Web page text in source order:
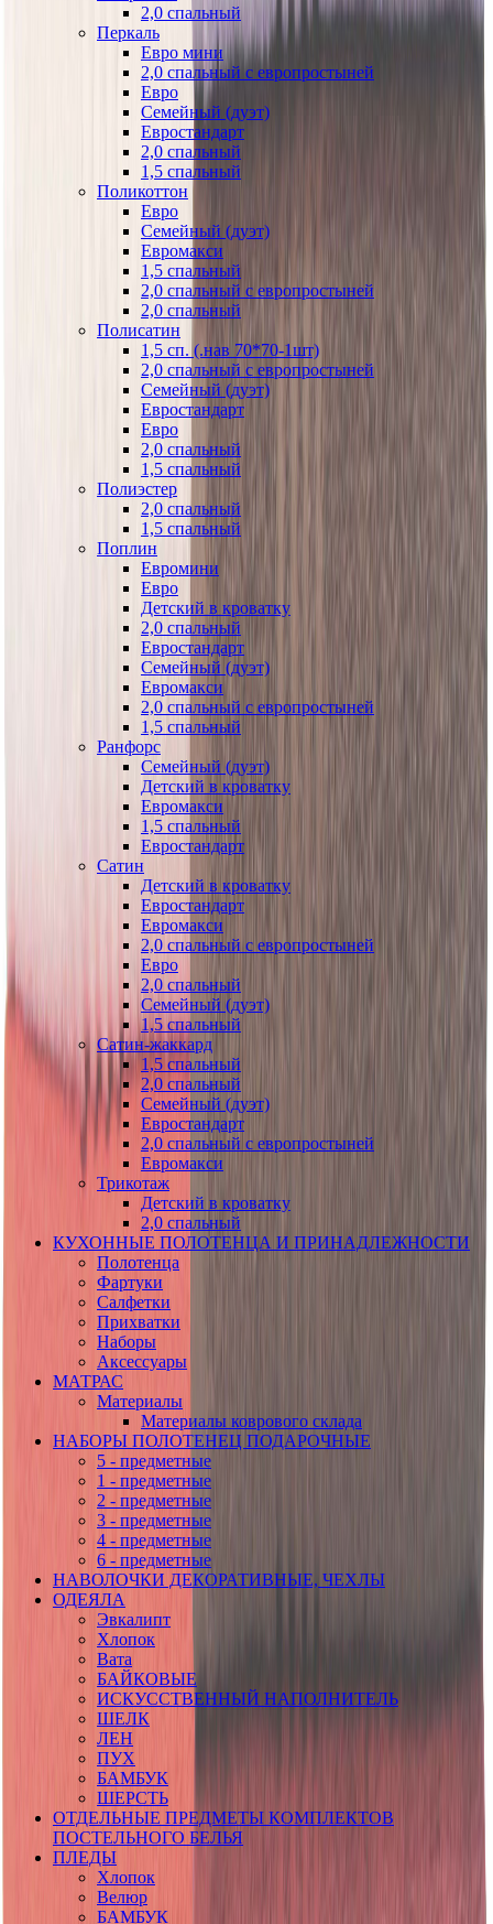
2,0 спальный
Перкаль
Евро мини
2,0 спальный с европростыней
Евро
Семейный (дуэт)
Евростандарт
2,0 спальный
1,5 спальный
Поликоттон
Евро
Семейный (дуэт)
Евромакси
1,5 спальный
2,0 спальный с европростыней
2,0 спальный
Полисатин
1,5 сп. (.нав 70*70-1шт)
2,0 спальный с европростыней
Семейный (дуэт)
Евростандарт
Евро
2,0 спальный
1,5 спальный
Полиэстер
2,0 спальный
1,5 спальный
Поплин
Евромини
Евро
Детский в кроватку
2,0 спальный
Евростандарт
Семейный (дуэт)
Евромакси
2,0 спальный с европростыней
1,5 спальный
Ранфорс
Семейный (дуэт)
Детский в кроватку
Евромакси
1,5 спальный
Евростандарт
Сатин
Детский в кроватку
Евростандарт
Евромакси
2,0 спальный с европростыней
Евро
2,0 спальный
Семейный (дуэт)
1,5 спальный
Сатин-жаккард
1,5 спальный
2,0 спальный
Семейный (дуэт)
Евростандарт
2,0 спальный с европростыней
Евромакси
Трикотаж
Детский в кроватку
2,0 спальный
КУХОННЫЕ ПОЛОТЕНЦА И ПРИНАДЛЕЖНОСТИ
Полотенца
Фартуки
Салфетки
Прихватки
Наборы
Аксессуары
МАТРАС
Материалы
Материалы коврового склада
НАБОРЫ ПОЛОТЕНЕЦ ПОДАРОЧНЫЕ
5 - предметные
1 - предметные
2 - предметные
3 - предметные
4 - предметные
6 - предметные
НАВОЛОЧКИ ДЕКОРАТИВНЫЕ, ЧЕХЛЫ
ОДЕЯЛА
Эвкалипт
Хлопок
Вата
БАЙКОВЫЕ
ИСКУССТВЕННЫЙ НАПОЛНИТЕЛЬ
ШЕЛК
ЛЕН
ПУХ
БАМБУК
ШЕРСТЬ
ОТДЕЛЬНЫЕ ПРЕДМЕТЫ КОМПЛЕКТОВ
ПОСТЕЛЬНОГО БЕЛЬЯ
ПЛЕДЫ
Хлопок
Велюр
БАМБУК